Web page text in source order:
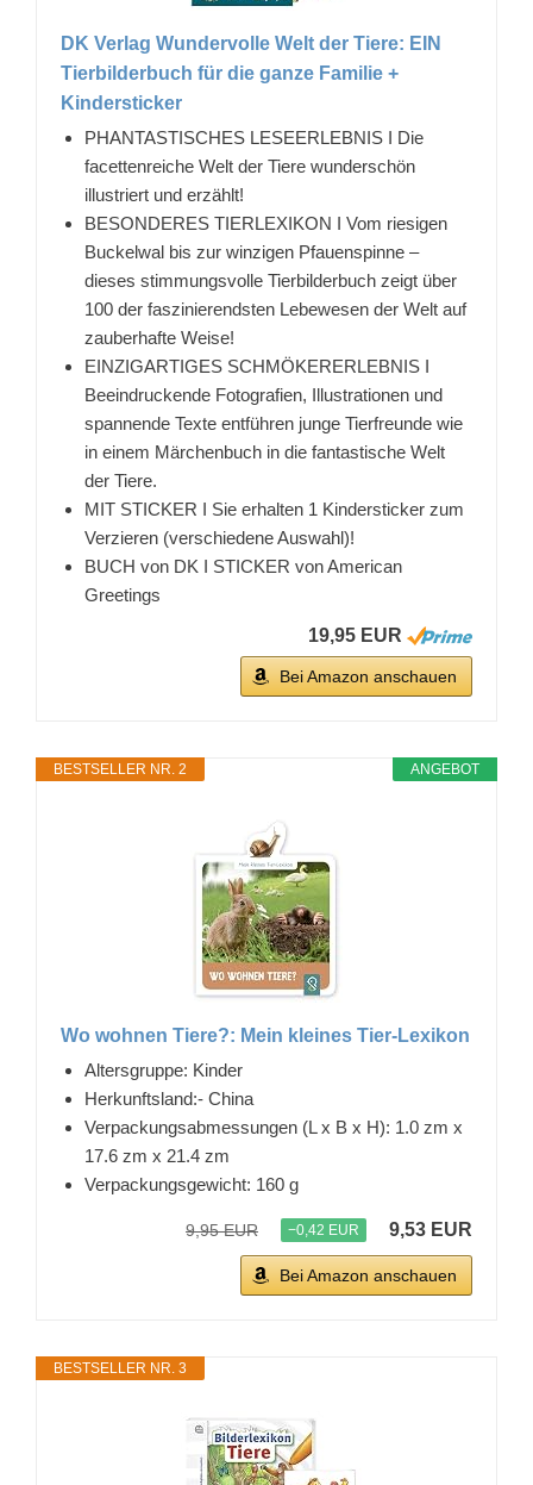
DK Verlag Wundervolle Welt der Tiere: EIN
Tierbilderbuch für die ganze Familie +
Kindersticker
PHANTASTISCHES LESEERLEBNIS I Die
facettenreiche Welt der Tiere wunderschön
illustriert und erzählt!
BESONDERES TIERLEXIKON I Vom riesigen
Buckelwal bis zur winzigen Pfauenspinne –
dieses stimmungsvolle Tierbilderbuch zeigt über
100 der faszinierendsten Lebewesen der Welt auf
zauberhafte Weise!
EINZIGARTIGES SCHMÖKERERLEBNIS I
Beeindruckende Fotografien, Illustrationen und
spannende Texte entführen junge Tierfreunde wie
in einem Märchenbuch in die fantastische Welt
der Tiere.
MIT STICKER I Sie erhalten 1 Kindersticker zum
Verzieren (verschiedene Auswahl)!
BUCH von DK I STICKER von American
Greetings
19,95 EUR
Bei Amazon anschauen
ANGEBOT
BESTSELLER NR. 2
Wo wohnen Tiere?: Mein kleines Tier-Lexikon
Altersgruppe: Kinder
Herkunftsland:- China
Verpackungsabmessungen (L x B x H): 1.0 zm x
17.6 zm x 21.4 zm
Verpackungsgewicht: 160 g
9,95 EUR −0,42 EUR 9,53 EUR
Bei Amazon anschauen
BESTSELLER NR. 3